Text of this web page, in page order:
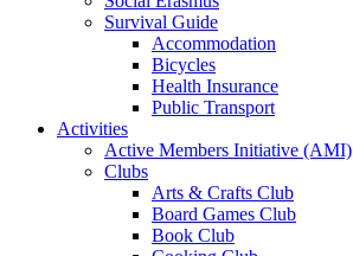
Survival Guide
Accommodation
Bicycles
Health Insurance
Public Transport
Activities
Active Members Initiative (AMI)
Clubs
Arts & Crafts Club
Board Games Club
Book Club